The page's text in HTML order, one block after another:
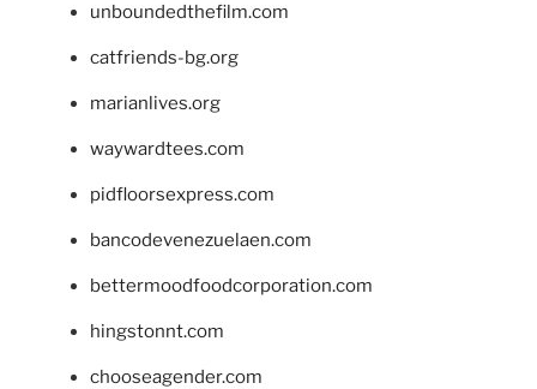
unboundedthefilm.com
catfriends-bg.org
marianlives.org
waywardtees.com
pidfloorsexpress.com
bancodevenezuelaen.com
bettermoodfoodcorporation.com
hingstonnt.com
chooseagender.com